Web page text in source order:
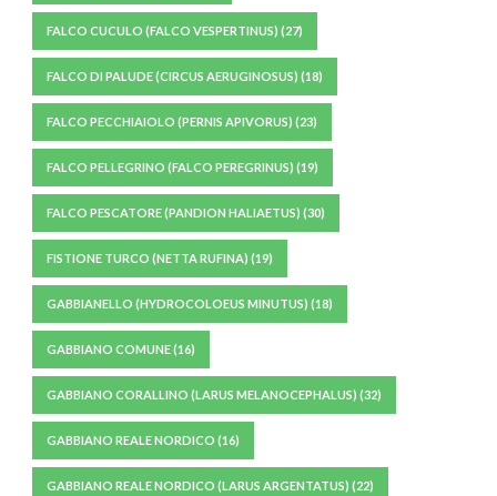
FALCO CUCULO (FALCO VESPERTINUS) (27)
FALCO DI PALUDE (CIRCUS AERUGINOSUS) (18)
FALCO PECCHIAIOLO (PERNIS APIVORUS) (23)
FALCO PELLEGRINO (FALCO PEREGRINUS) (19)
FALCO PESCATORE (PANDION HALIAETUS) (30)
FISTIONE TURCO (NETTA RUFINA) (19)
GABBIANELLO (HYDROCOLOEUS MINUTUS) (18)
GABBIANO COMUNE(16)
GABBIANO CORALLINO (LARUS MELANOCEPHALUS) (32)
GABBIANO REALE NORDICO (16)
GABBIANO REALE NORDICO (LARUS ARGENTATUS) (22)